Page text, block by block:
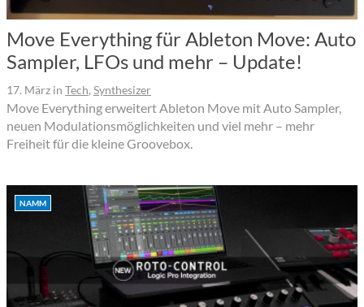
Move Everything für Ableton Move: Auto
Sampler, LFOs und mehr – Update!
17. März in Tech, Synthesizer
Move Everything erweitert Ableton Move mit Auto Sampler,
neuen Modulationsmöglichkeiten und viel mehr – mehr
Freiheit für die kleine Groovebox.
NAMM